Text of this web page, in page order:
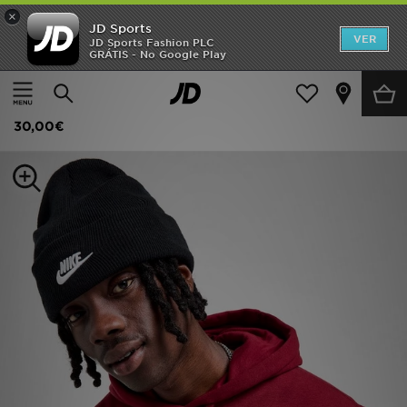
×
JD Sports
JD Sports Fashion PLC
GRÁTIS - No Google Play
VER
Página principal
Homem Acessórios de Homem Gorros
Nike Peak Beanie Hat
30,00€
INÍCIO
Promoções
MULHER
CRIANÇA
ESTILO
DESPORTO
FUTEBOL JD